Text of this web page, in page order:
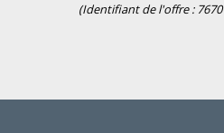
(Identifiant de l'offre :